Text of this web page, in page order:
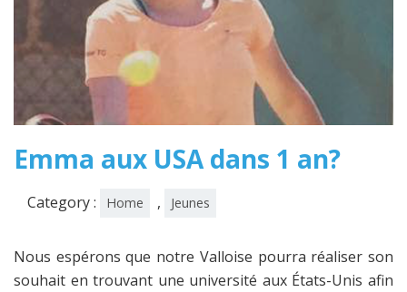
Emma aux USA dans 1 an?
Category : Home , Jeunes
Nous espérons que notre Valloise pourra réaliser son
souhait en trouvant une université aux États-Unis afin